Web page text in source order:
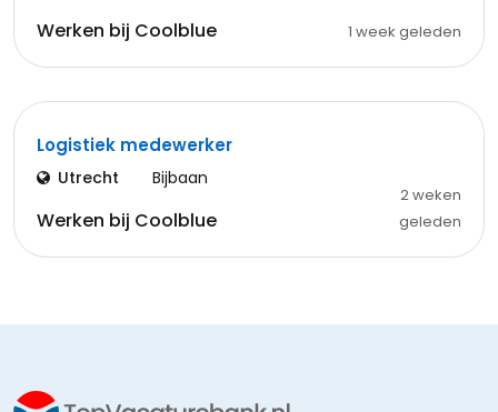
Werken bij Coolblue 1 week geleden
Logistiek medewerker
Utrecht Bijbaan
Werken bij Coolblue
2 weken
geleden